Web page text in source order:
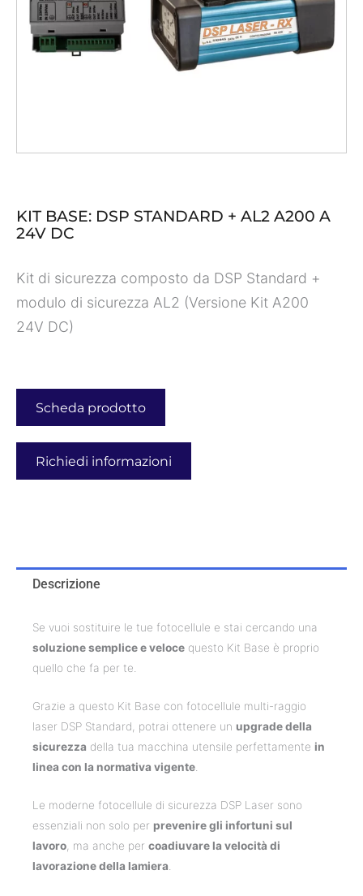
KIT BASE: DSP STANDARD + AL2 A200 A
24V DC
Kit di sicurezza composto da DSP Standard +
modulo di sicurezza AL2 (Versione Kit A200
24V DC)
Scheda prodotto
Richiedi informazioni
Descrizione
Se vuoi sostituire le tue fotocellule e stai cercando una
soluzione semplice e veloce questo Kit Base è proprio
quello che fa per te.
Grazie a questo Kit Base con fotocellule multi-raggio
laser DSP Standard, potrai ottenere un upgrade della
sicurezza della tua macchina utensile perfettamente in
linea con la normativa vigente.
Le moderne fotocellule di sicurezza DSP Laser sono
essenziali non solo per prevenire gli infortuni sul
lavoro , ma anche per coadiuvare la velocità di
lavorazione della lamiera